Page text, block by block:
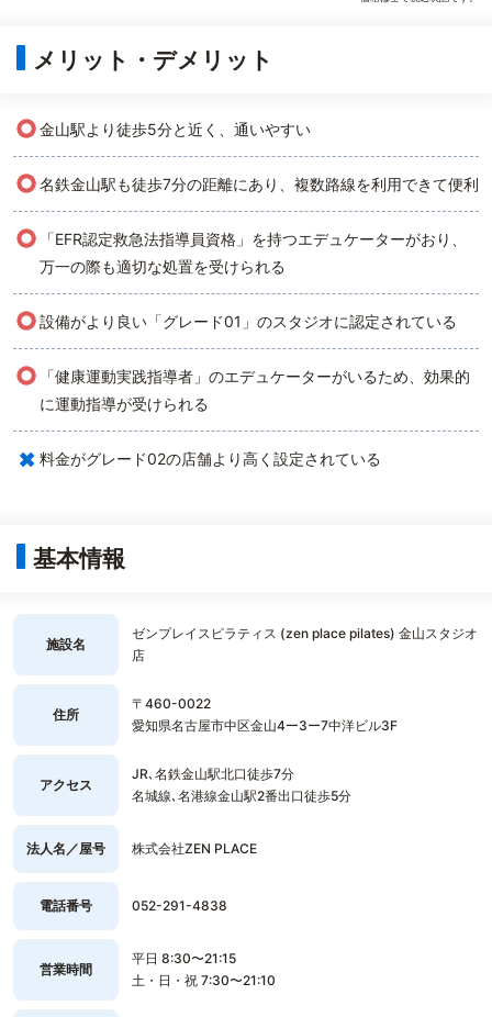
メリット・デメリット
○金山駅より徒歩5分と近く、通いやすい
○名鉄金山駅も徒歩7分の距離にあり、複数路線を利用できて便利
○
「EFR認定救急法指導員資格」を持つエデュケーターがおり、
万一の際も適切な処置を受けられる
○設備がより良い「グレード01」のスタジオに認定されている
○
「健康運動実践指導者」のエデュケーターがいるため、効果的
に運動指導が受けられる
× 料金がグレード02の店舗より高く設定されている
基本情報
施設名
ゼンプレイスピラティス (zen place pilates) 金山スタジオ
店
住所
〒460-0022
愛知県名古屋市中区金山4ー3ー7中洋ビル3F
アクセス
JR､名鉄金山駅北口徒歩7分
名城線､名港線金山駅2番出口徒歩5分
法人名／屋号 株式会社ZEN PLACE
電話番号 052-291-4838
営業時間
平日 8:30〜21:15
土・日・祝 7:30〜21:10